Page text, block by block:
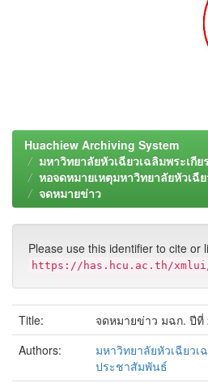
Huachiew Archiving System
มหาวิทยาลัยหัวเฉียวเฉลิมพระเกีย
หอจดหมายเหตุมหาวิทยาลัยหัวเฉี
จดหมายข่าว
Please use this identifier to cite or
https://has.hcu.ac.th/xmlui/
Title:
จดหมายข่าว มฉก. ปีที่
Authors:
มหาวิทยาลัยหัวเฉียวเ
ประชาสัมพันธ์